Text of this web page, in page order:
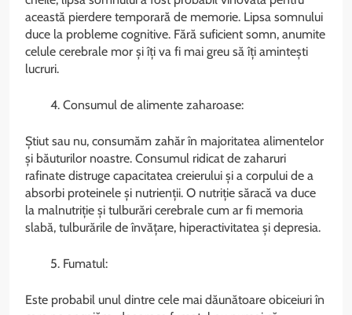
această pierdere temporară de memorie. Lipsa somnului
duce la probleme cognitive. Fără suficient somn, anumite
celule cerebrale mor și îți va fi mai greu să îți amintești
lucruri.
Consumul de alimente zaharoase:
Știut sau nu, consumăm zahăr în majoritatea alimentelor
și băuturilor noastre. Consumul ridicat de zaharuri
rafinate distruge capacitatea creierului și a corpului de a
absorbi proteinele și nutrienții. O nutriție săracă va duce
la malnutriție și tulburări cerebrale cum ar fi memoria
slabă, tulburările de învățare, hiperactivitatea și depresia.
Fumatul:
Este probabil unul dintre cele mai dăunătoare obiceiuri în